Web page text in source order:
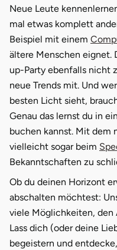
Neue Leute
mal etwas komplett
Beispiel mit einem
ältere Menschen eignet.
up-Party ebenfalls nicht
neue Trends mit. Und
besten Licht sieht,
Genau das lernst du in
buchen kannst. Mit dem
vielleicht sogar beim
Bekanntschaften zu
Ob du deinen Horizont
abschalten möchtest:
viele Möglichkeiten, den
Lass dich (oder deine
begeistern und